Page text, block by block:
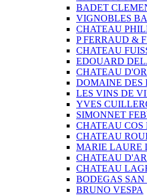
BADET
VIGNOBLES
CHATEAU
P FERRAUD &
CHATEAU
EDOUARD
CHATEAU
DOMAINE DES
LES VINS DE
YVES
SIMONNET
CHATEAU COS
CHATEAU
MARIE LAURE
CHATEAU
CHATEAU
BODEGAS SAN
BRUNO VESPA